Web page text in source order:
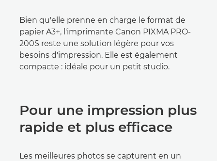
Bien qu'elle prenne en charge le format de
papier A3+, l'imprimante Canon PIXMA PRO-
200S reste une solution légère pour vos
besoins d'impression. Elle est également
compacte : idéale pour un petit studio.
Pour une impression plus
rapide et plus efficace
Les meilleures photos se capturent en un